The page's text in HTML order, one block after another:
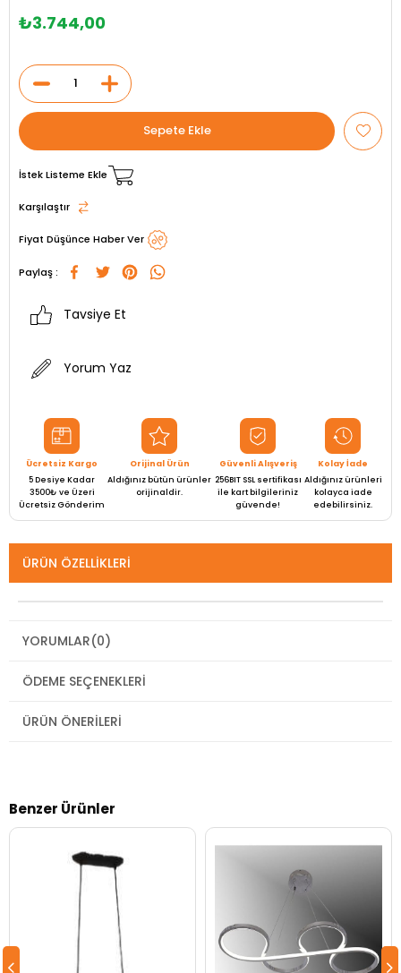
₺3.744,00
İstek Listeme Ekle
Karşılaştır
Fiyat Düşünce Haber Ver
Paylaş :
Tavsiye Et
Yorum Yaz
Ücretsiz Kargo
5 Desiye Kadar
3500₺ ve Üzeri
Ücretsiz Gönderim
Orijinal Ürün
Aldığınız bütün ürünler
orijinaldir.
Güvenli Alışveriş
256BIT SSL sertifikası
ile kart bilgileriniz
güvende!
Kolay İade
Aldığınız ürünleri
kolayca iade
edebilirsiniz.
ÜRÜN ÖZELLIKLERI
YORUMLAR(0)
ÖDEME SEÇENEKLERI
ÜRÜN ÖNERILERI
Benzer Ürünler